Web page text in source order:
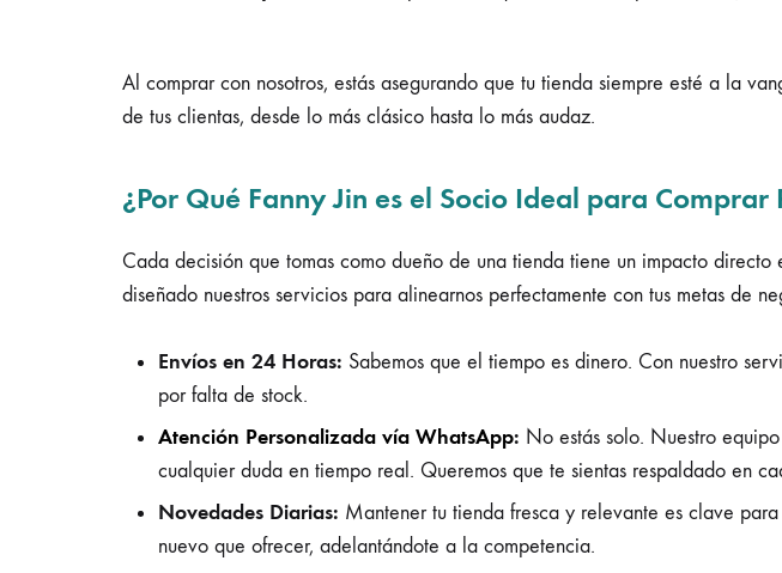
Al comprar con nosotros, estás asegurando que tu tienda siempre esté a la
de tus clientas, desde lo más clásico hasta lo más audaz.
¿Por Qué Fanny Jin es el Socio Ideal para
Cada decisión que tomas como dueño de una tienda tiene un impacto
diseñado nuestros servicios para alinearnos perfectamente con tus metas de
Envíos en 24 Horas: Sabemos que el tiempo es dinero. Con nuestro
por falta de stock.
Atención Personalizada vía WhatsApp: No estás solo. Nuestro
cualquier duda en tiempo real. Queremos que te sientas respaldado en
Novedades Diarias: Mantener tu tienda fresca y relevante es clave
nuevo que ofrecer, adelantándote a la competencia.